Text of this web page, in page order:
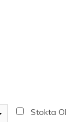
Stokta